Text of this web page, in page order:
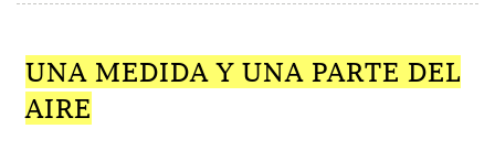
UNA MEDIDA Y UNA PARTE DEL
AIRE